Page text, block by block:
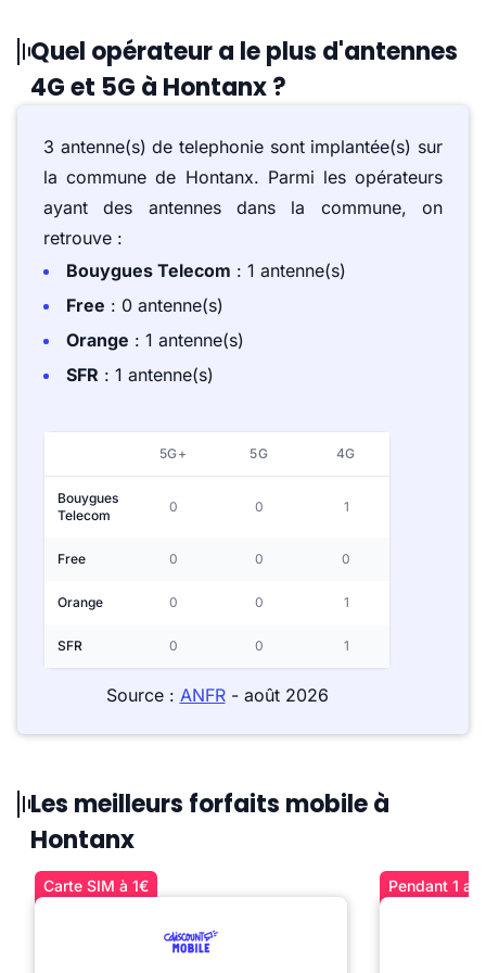
Quel opérateur a le plus d'antennes
4G et 5G à Hontanx ?
3 antenne(s) de telephonie sont implantée(s) sur
la commune de Hontanx. Parmi les opérateurs
ayant des antennes dans la commune, on
retrouve :
Bouygues Telecom : 1 antenne(s)
Free : 0 antenne(s)
Orange : 1 antenne(s)
SFR : 1 antenne(s)
5G+ 5G 4G
Bouygues
Telecom
0 0 1
Free 0 0 0
Orange 0 0 1
SFR 0 0 1
Source : ANFR- août 2026
Les meilleurs forfaits mobile à
Hontanx
Carte SIM à 1€ Pendant 1